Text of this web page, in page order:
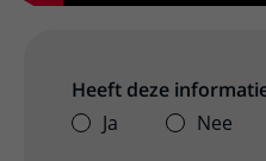
Heeft deze
Ja
Nee